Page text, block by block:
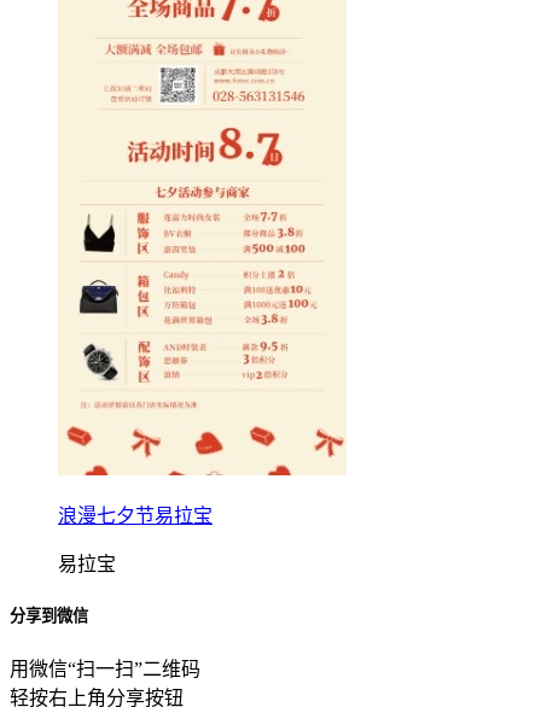
浪漫七夕节易拉宝
易拉宝
分享到微信
用微信“扫一扫”二维码
轻按右上角分享按钮